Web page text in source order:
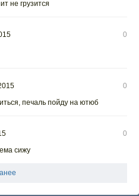
не грузится
0
0
печаль пойду на ютюб
0
сижу